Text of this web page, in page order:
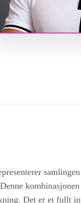
Det er et fullt